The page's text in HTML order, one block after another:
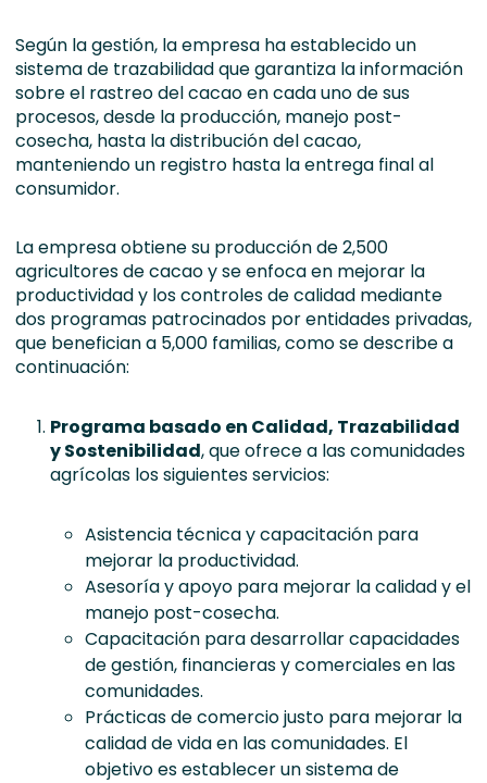
Según la gestión, la empresa ha establecido un
sistema de trazabilidad que garantiza la información
sobre el rastreo del cacao en cada uno de sus
procesos, desde la producción, manejo post-
cosecha, hasta la distribución del cacao,
manteniendo un registro hasta la entrega final al
consumidor.
La empresa obtiene su producción de 2,500
agricultores de cacao y se enfoca en mejorar la
productividad y los controles de calidad mediante
dos programas patrocinados por entidades privadas,
que benefician a 5,000 familias, como se describe a
continuación:
Programa basado en Calidad, Trazabilidad
y Sostenibilidad, que ofrece a las comunidades
agrícolas los siguientes servicios:
Asistencia técnica y capacitación para
mejorar la productividad.
Asesoría y apoyo para mejorar la calidad y el
manejo post-cosecha.
Capacitación para desarrollar capacidades
de gestión, financieras y comerciales en las
comunidades.
Prácticas de comercio justo para mejorar la
calidad de vida en las comunidades. El
objetivo es establecer un sistema de